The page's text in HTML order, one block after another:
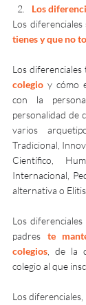
Los
Los
tienes y que no
Los
colegio y cómo
con la
personalidad de
varios
Tradicional,
Científico,
Internacional,
alternativa o
Los
padres te
colegios , de la
colegio al que
Los